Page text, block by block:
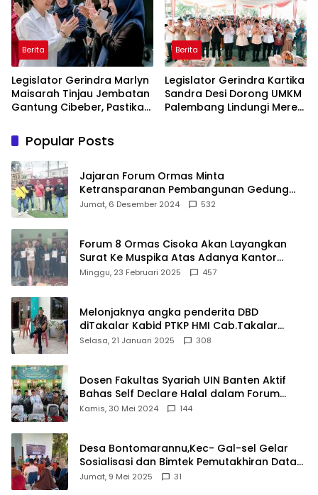
Berita
Legislator Gerindra Marlyn
Maisarah Tinjau Jembatan
Gantung Cibeber, Pastikan
Berita
Legislator Gerindra Kartika
Sandra Desi Dorong UMKM
Palembang Lindungi Merek
Popular Posts
Jajaran Forum Ormas Minta
Ketransparanan Pembangunan Gedung
Damkar Di Kecamatan Cisoka
Jumat, 6 Desember 2024 532
Forum 8 Ormas Cisoka Akan Layangkan
Surat Ke Muspika Atas Adanya Kantor
Matel di Cisoka
Minggu, 23 Februari 2025 457
Melonjaknya angka penderita DBD
diTakalar Kabid PTKP HMI Cab.Takalar
angkat bicara
Selasa, 21 Januari 2025 308
Dosen Fakultas Syariah UIN Banten Aktif
Bahas Self Declare Halal dalam Forum
Ijtima Ulama MUI
Kamis, 30 Mei 2024 144
Desa Bontomarannu,Kec- Gal-sel Gelar
Sosialisasi dan Bimtek Pemutakhiran Data
ID
Jumat, 9 Mei 2025 31